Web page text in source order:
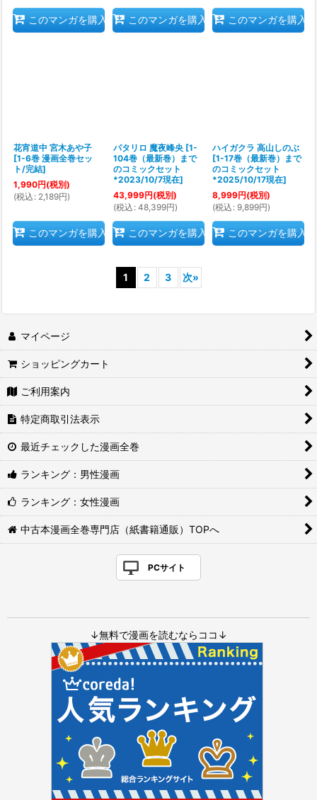
このマンガを購入 このマンガを購入 このマンガを購入
花宵道中 宮木あや子
[1-6巻 漫画全巻セッ
ト/完結]
1,990円(税別)
(税込 : 2,189円)
このマンガを購入
パタリロ 魔夜峰央 [1-
104巻（最新巻）まで
のコミックセット
*2023/10/7現在]
43,999円(税別)
(税込 : 48,399円)
このマンガを購入
ハイガクラ 高山しのぶ
[1-17巻（最新巻）まで
のコミックセット
*2025/10/17現在]
8,999円(税別)
(税込 : 9,899円)
このマンガを購入
1 2 3 次»
マイページ
ショッピングカート
ご利用案内
特定商取引法表示
最近チェックした漫画全巻
ランキング：男性漫画
ランキング：女性漫画
中古本漫画全巻専門店（紙書籍通販）TOPへ
PCサイト
↓無料で漫画を読むならココ↓